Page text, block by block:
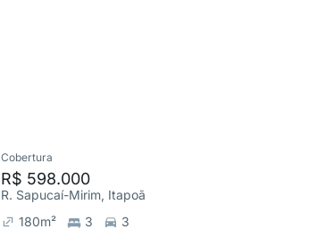
Cobertura
R$ 598.000
R. Sapucaí-Mirim, Itapoã
180m² 3 3